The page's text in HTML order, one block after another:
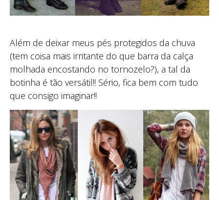
Além de deixar meus pés protegidos da chuva
(tem coisa mais irritante do que barra da calça
molhada encostando no tornozelo?), a tal da
botinha é tão versátil!! Sério, fica bem com tudo
que consigo imaginar!!